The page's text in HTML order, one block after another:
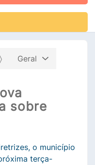
Geral
sobre
o município
terça-